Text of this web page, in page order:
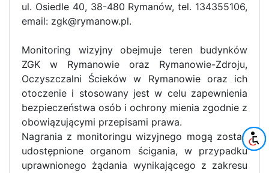
ul. Osiedle 40, 38-480 Rymanów, tel. 134355106,
email: zgk@rymanow.pl.
Monitoring wizyjny obejmuje teren budynków
ZGK w Rymanowie oraz Rymanowie-Zdroju,
Oczyszczalni Ścieków w Rymanowie oraz ich
otoczenie i stosowany jest w celu zapewnienia
bezpieczeństwa osób i ochrony mienia zgodnie z
obowiązującymi przepisami prawa.
Nagrania z monitoringu wizyjnego mogą zostać
udostępnione organom ścigania, w przypadku
uprawnionego żądania wynikającego z zakresu